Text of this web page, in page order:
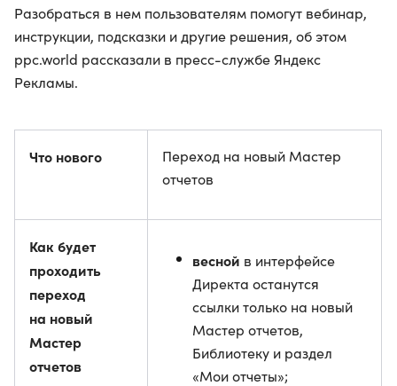
Разобраться в нем пользователям помогут вебинар,
инструкции, подсказки и другие решения, об этом
ppc.world рассказали в пресс-службе Яндекс
Рекламы.
Что нового
Переход на новый Мастер
отчетов
Как будет
проходить
переход
на новый
Мастер
отчетов
весной в интерфейсе
Директа останутся
ссылки только на новый
Мастер отчетов,
Библиотеку и раздел
«Мои отчеты»;